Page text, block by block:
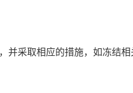
采取相应的措施，如冻结相